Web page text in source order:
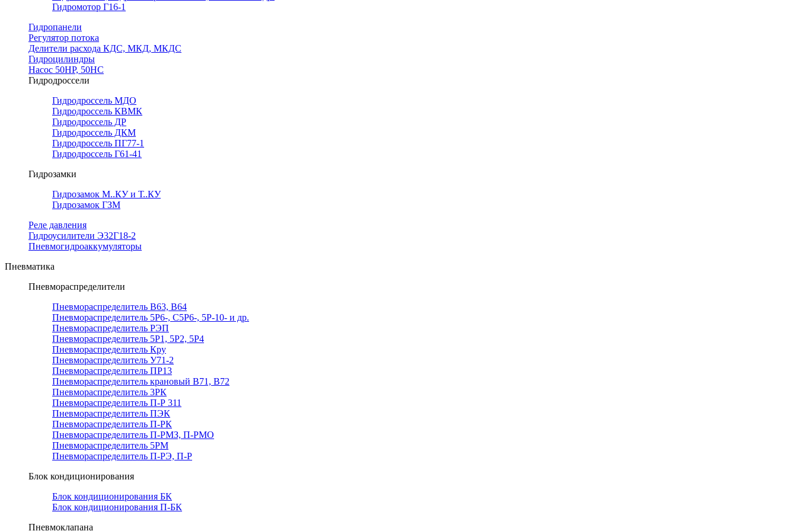
Гидромотор Г16-1
Гидропанели
Регулятор потока
Делители расхода КДС, МКД, МКДС
Гидроцилиндры
Насос 50НР, 50НС
Гидродроссели
Гидродроссель МДО
Гидродроссель КВМК
Гидродроссель ДР
Гидродроссель ДКМ
Гидродроссель ПГ77-1
Гидродроссель Г61-41
Гидрозамки
Гидрозамок М..КУ и Т..КУ
Гидрозамок ГЗМ
Реле давления
Гидроусилители Э32Г18-2
Пневмогидроаккумуляторы
Пневматика
Пневмораспределители
Пневмораспределитель В63, В64
Пневмораспределитель 5Р6-, С5Р6-, 5Р-10- и др.
Пневмораспределитель РЭП
Пневмораспределитель 5Р1, 5Р2, 5Р4
Пневмораспределитель Кру
Пневмораспределитель У71-2
Пневмораспределитель ПР13
Пневмораспределитель крановый В71, В72
Пневмораспределитель 3РК
Пневмораспределитель П-Р 311
Пневмораспределитель ПЭК
Пневмораспределитель П-РК
Пневмораспределитель П-РМЗ, П-РМО
Пневмораспределитель 5РМ
Пневмораспределитель П-РЭ, П-Р
Блок кондиционирования
Блок кондиционирования БК
Блок кондиционирования П-БК
Пневмоклапана